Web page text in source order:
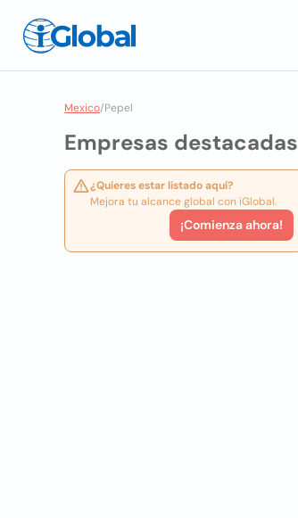
Mexico/Pepel
Empresas destacadas
¿Quieres estar listado aquí?
Mejora tu alcance global con iGlobal.
¡Comienza ahora!